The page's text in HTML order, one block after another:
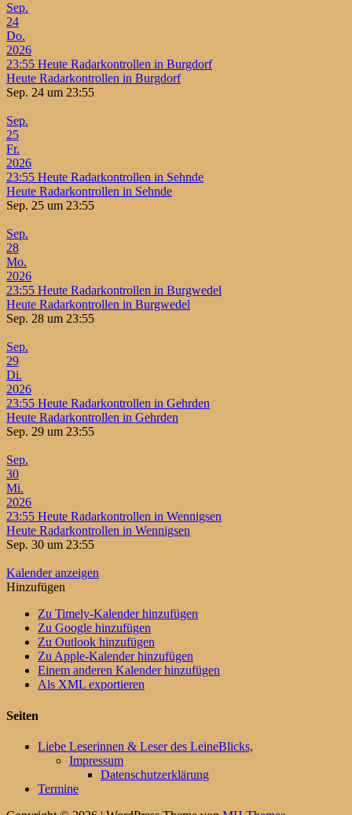
Sep.
24
Do.
2026
23:55 Heute Radarkontrollen in Burgdorf
Heute Radarkontrollen in Burgdorf
Sep. 24 um 23:55
Sep.
25
Fr.
2026
23:55 Heute Radarkontrollen in Sehnde
Heute Radarkontrollen in Sehnde
Sep. 25 um 23:55
Sep.
28
Mo.
2026
23:55 Heute Radarkontrollen in Burgwedel
Heute Radarkontrollen in Burgwedel
Sep. 28 um 23:55
Sep.
29
Di.
2026
23:55 Heute Radarkontrollen in Gehrden
Heute Radarkontrollen in Gehrden
Sep. 29 um 23:55
Sep.
30
Mi.
2026
23:55 Heute Radarkontrollen in Wennigsen
Heute Radarkontrollen in Wennigsen
Sep. 30 um 23:55
Kalender anzeigen
Hinzufügen
Zu Timely-Kalender hinzufügen
Zu Google hinzufügen
Zu Outlook hinzufügen
Zu Apple-Kalender hinzufügen
Einem anderen Kalender hinzufügen
Als XML exportieren
Seiten
Liebe Leserinnen & Leser des LeineBlicks,
Impressum
Datenschutzerklärung
Termine